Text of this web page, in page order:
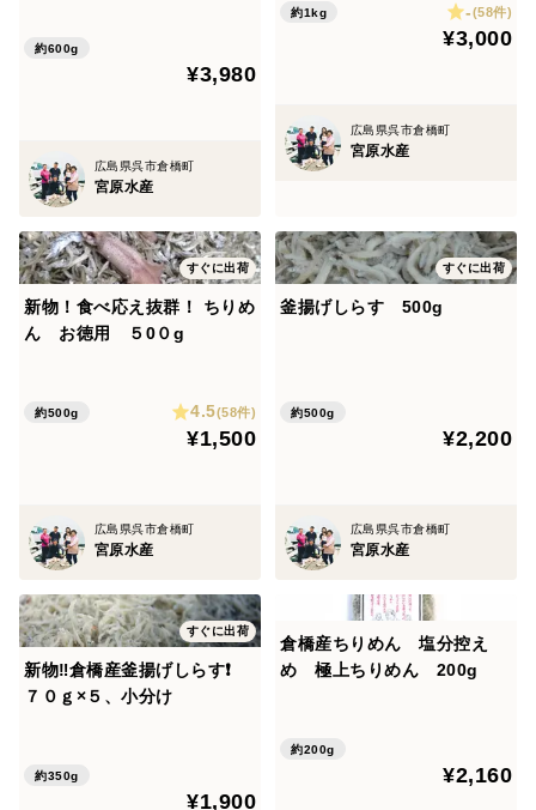
約600g
¥3,980
広島県呉市倉橋町
宮原水産
約1kg -(58件)
¥3,000
広島県呉市倉橋町
宮原水産
すぐに出荷
新物！食べ応え抜群！ ちりめ
ん お徳用 ５0０g
約500g 4.5(58件)
¥1,500
広島県呉市倉橋町
宮原水産
すぐに出荷
釜揚げしらす 500g
約500g
¥2,200
広島県呉市倉橋町
宮原水産
すぐに出荷
新物‼倉橋産釜揚げしらす❗
７０ｇ×５、小分け
約350g
¥1,900
倉橋産ちりめん 塩分控え
め 極上ちりめん 200g
約200g
¥2,160